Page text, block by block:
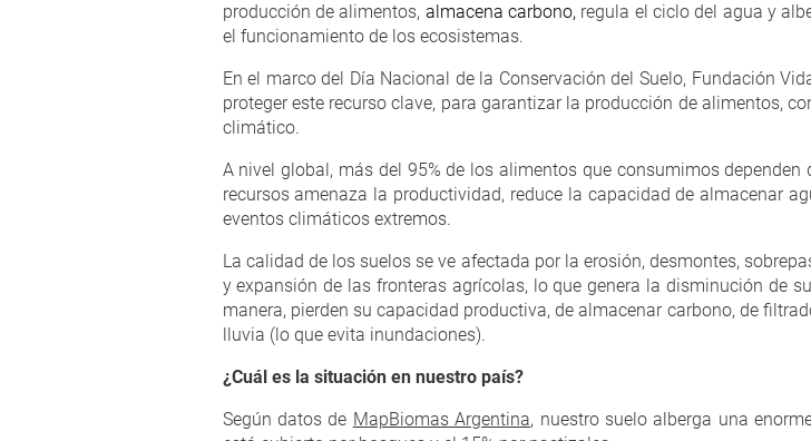
producción de alimentos, almacena carbono, regula el ciclo del agua y
el funcionamiento de los ecosistemas.
En el marco del Día Nacional de la Conservación del Suelo, Fundación
proteger este recurso clave, para garantizar la producción de alimentos,
climático.
A nivel global, más del 95% de los alimentos que consumimos
recursos amenaza la productividad, reduce la capacidad de almacenar
eventos climáticos extremos.
La calidad de los suelos se ve afectada por la erosión, desmontes,
y expansión de las fronteras agrícolas, lo que genera la disminución de
manera, pierden su capacidad productiva, de almacenar carbono, de
lluvia (lo que evita inundaciones).
¿Cuál es la situación en nuestro país?
Según datos de MapBiomas Argentina, nuestro suelo alberga una